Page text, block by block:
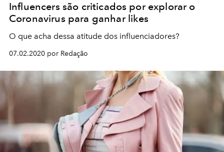
Influencers são criticados por explorar o
Coronavirus para ganhar likes
O que acha dessa atitude dos influenciadores?
07.02.2020 por Redação